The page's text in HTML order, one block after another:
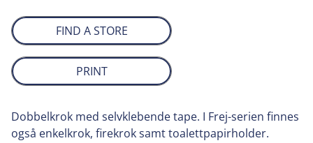
FIND A STORE
PRINT
Dobbelkrok med selvklebende tape. I Frej-serien finnes
også enkelkrok, firekrok samt toalettpapirholder.